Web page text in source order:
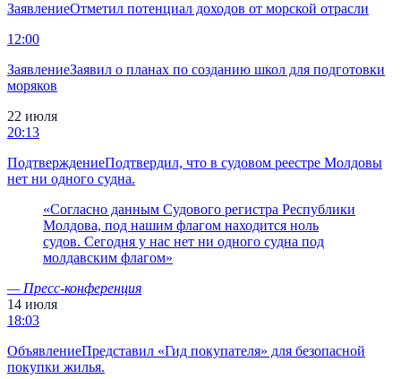
ЗаявлениеОтметил потенциал доходов от морской отрасли
12:00
ЗаявлениеЗаявил о планах по созданию школ для подготовки
моряков
22 июля
20:13
ПодтверждениеПодтвердил, что в судовом реестре Молдовы
нет ни одного судна.
«Согласно данным Судового регистра Республики
Молдова, под нашим флагом находится ноль
судов. Сегодня у нас нет ни одного судна под
молдавским флагом»
— Пресс-конференция
14 июля
18:03
ОбъявлениеПредставил «Гид покупателя» для безопасной
покупки жилья.